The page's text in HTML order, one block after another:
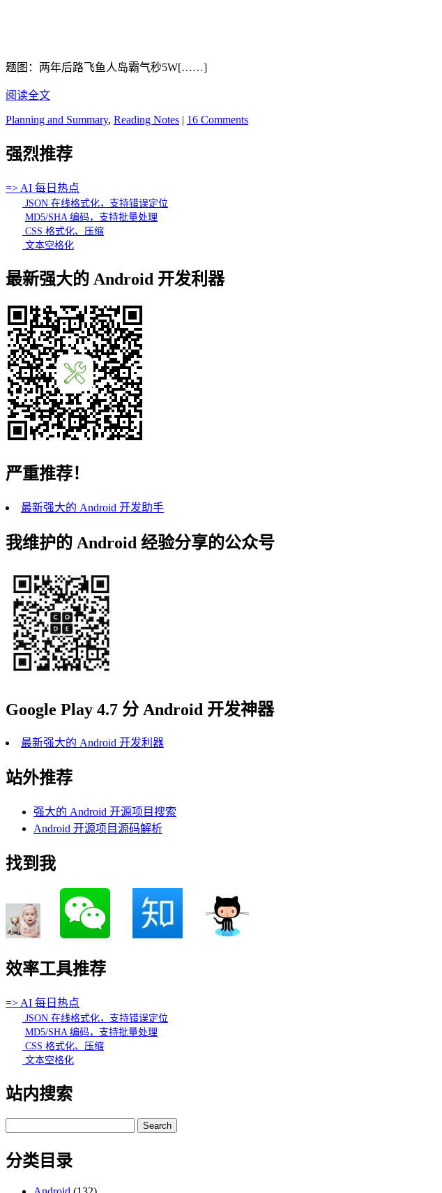
题图：两年后路飞鱼人岛霸气秒5W[……]
阅读全文
Planning and Summary, Reading Notes | 16 Comments
强烈推荐
=> AI 每日热点
JSON 在线格式化，支持错误定位
MD5/SHA 编码，支持批量处理
CSS 格式化、压缩
文本空格化
最新强大的 Android 开发利器
严重推荐！
最新强大的 Android 开发助手
我维护的 Android 经验分享的公众号
Google Play 4.7 分 Android 开发神器
最新强大的 Android 开发利器
站外推荐
强大的 Android 开源项目搜索
Android 开源项目源码解析
找到我
效率工具推荐
=> AI 每日热点
JSON 在线格式化，支持错误定位
MD5/SHA 编码，支持批量处理
CSS 格式化、压缩
文本空格化
站内搜索
for:
分类目录